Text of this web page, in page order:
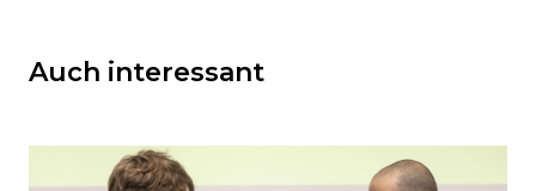
Auch interessant